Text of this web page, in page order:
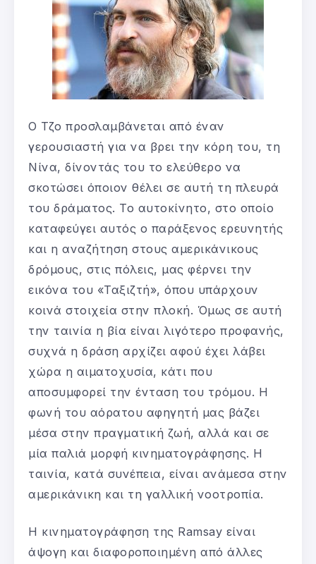
Ο Τζο προσλαμβάνεται από έναν
γερουσιαστή για να βρει την κόρη του, τη
Νίνα, δίνοντάς του το ελεύθερο να
σκοτώσει όποιον θέλει σε αυτή τη πλευρά
του δράματος. Το αυτοκίνητο, στο οποίο
καταφεύγει αυτός ο παράξενος ερευνητής
και η αναζήτηση στους αμερικάνικους
δρόμους, στις πόλεις, μας φέρνει την
εικόνα του «Ταξιζτή», όπου υπάρχουν
κοινά στοιχεία στην πλοκή. Όμως σε αυτή
την ταινία η βία είναι λιγότερο προφανής,
συχνά η δράση αρχίζει αφού έχει λάβει
χώρα η αιματοχυσία, κάτι που
αποσυμφορεί την ένταση του τρόμου. Η
φωνή του αόρατου αφηγητή μας βάζει
μέσα στην πραγματική ζωή, αλλά και σε
μία παλιά μορφή κινηματογράφησης. Η
ταινία, κατά συνέπεια, είναι ανάμεσα στην
αμερικάνικη και τη γαλλική νοοτροπία.
Η κινηματογράφηση της Ramsay είναι
άψογη και διαφοροποιημένη από άλλες